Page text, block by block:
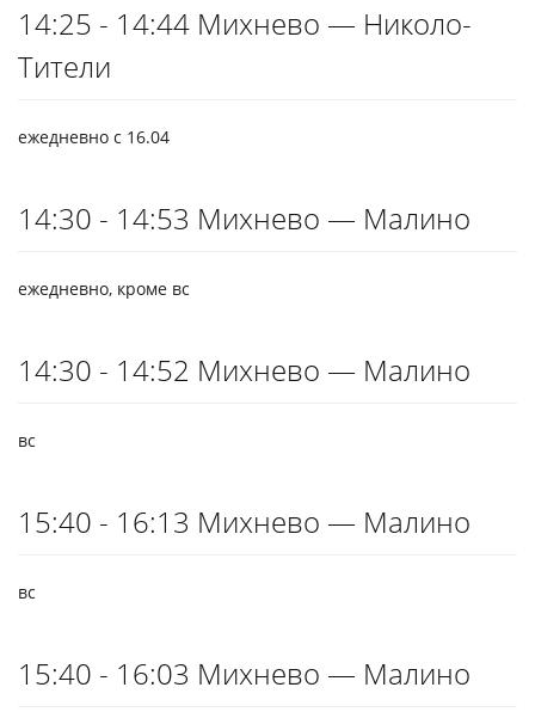
14:25 - 14:44 Михнево — Николо-
Тители
ежедневно с 16.04
14:30 - 14:53 Михнево — Малино
ежедневно, кроме вс
14:30 - 14:52 Михнево — Малино
вс
15:40 - 16:13 Михнево — Малино
вс
15:40 - 16:03 Михнево — Малино